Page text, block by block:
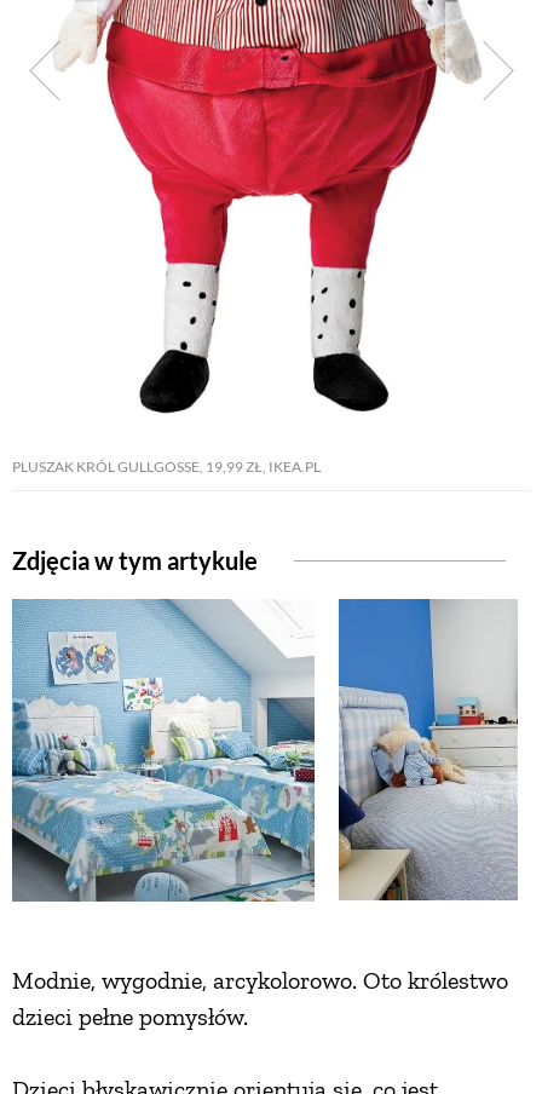
PLUSZAK KRÓL GULLGOSSE, 19,99 ZŁ, IKEA.PL
Zdjęcia w tym artykule
Modnie, wygodnie, arcykolorowo. Oto królestwo
dzieci pełne pomysłów.
NATURALNIE
URODA
NATURALNA APTECZKA
DLA DOMU
EKO ŻYCIE
ZWIERZĘTA W NATURZE
GRZYBY
KRAJOBRAZ
RĘKODZIEŁO
RZEMIOSŁO
ZWYCZAJE